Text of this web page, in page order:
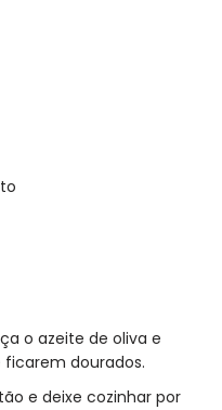
o azeite de oliva e
dourados.
e deixe cozinhar por